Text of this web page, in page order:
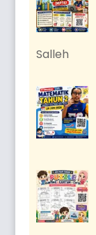
Salleh